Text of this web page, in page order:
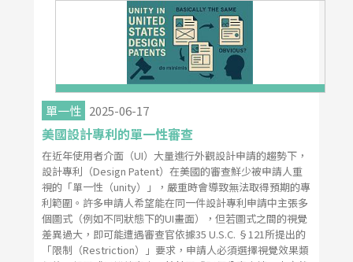
單一性 2025-06-17
美國設計專利的單一性審查
在近年使用者介面（UI）大量進行外觀設計申請的趨勢下，
設計專利（Design Patent）在美國的審查鮮少被申請人重
視的「單一性（unity）」，嚴重時會導致無法取得預期的專
利範圍。許多申請人希望能在同一件設計專利申請中主張多
個圖式（例如不同狀態下的UI畫面），但若圖式之間的視覺
差異過大，即可能遭遇審查官依據35 U.S.C. §121所提出的
「限制（Restriction）」要求，申請人必須選擇視覺效果類